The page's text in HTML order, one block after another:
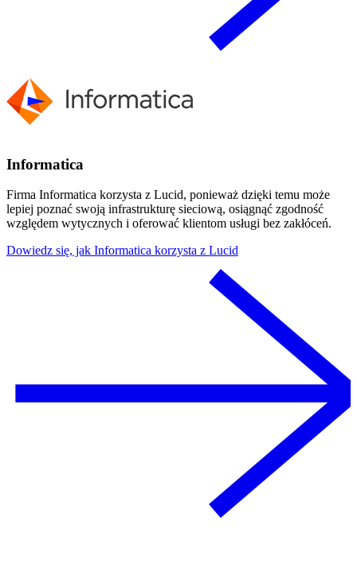
Informatica
Firma Informatica korzysta z Lucid, ponieważ dzięki temu może
lepiej poznać swoją infrastrukturę sieciową, osiągnąć zgodność
względem wytycznych i oferować klientom usługi bez zakłóceń.
Dowiedz się, jak Informatica korzysta z Lucid